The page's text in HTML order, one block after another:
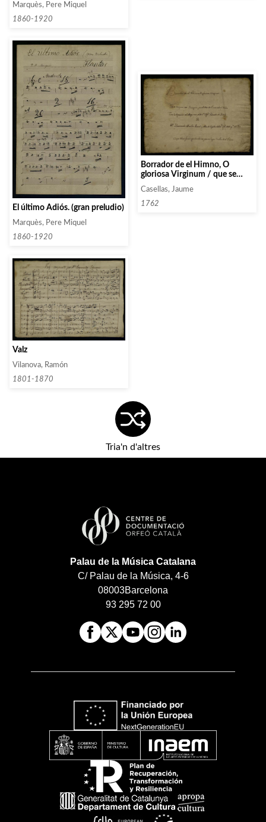
Marquès, Pere Miquel
1860-1920
El último Adiós. (gran preludio)
Marquès, Pere Miquel
1860-1920
Borrador de el Himno, O
gloriosa Virginum / que se
Mes de Enero año 1763 / para
la Oposición al Magisterio dela
Casellas, Jaume
1762
Valz
Vilanova, Ramón
1801-1870
Tria'n d'altres
Palau de la Música Catalana
C/ Palau de la Música, 4-6
08003Barcelona
93 295 72 00